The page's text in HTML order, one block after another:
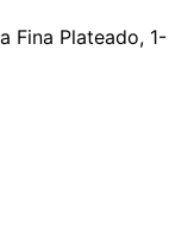
Fina Plateado, 1-